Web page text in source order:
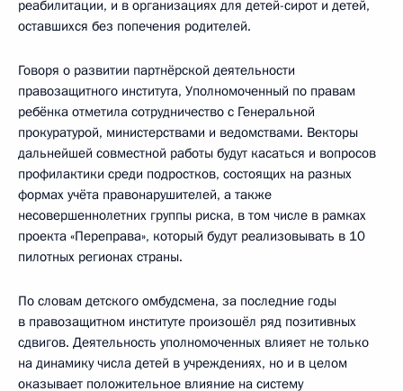
реабилитации, и в организациях для детей-сирот и детей,
оставшихся без попечения родителей.
Говоря о развитии партнёрской деятельности
правозащитного института, Уполномоченный по правам
ребёнка отметила сотрудничество с Генеральной
прокуратурой, министерствами и ведомствами. Векторы
дальнейшей совместной работы будут касаться и вопросов
профилактики среди подростков, состоящих на разных
формах учёта правонарушителей, а также
несовершеннолетних группы риска, в том числе в рамках
проекта «Переправа», который будут реализовывать в 10
пилотных регионах страны.
По словам детского омбудсмена, за последние годы
в правозащитном институте произошёл ряд позитивных
сдвигов. Деятельность уполномоченных влияет не только
на динамику числа детей в учреждениях, но и в целом
оказывает положительное влияние на систему